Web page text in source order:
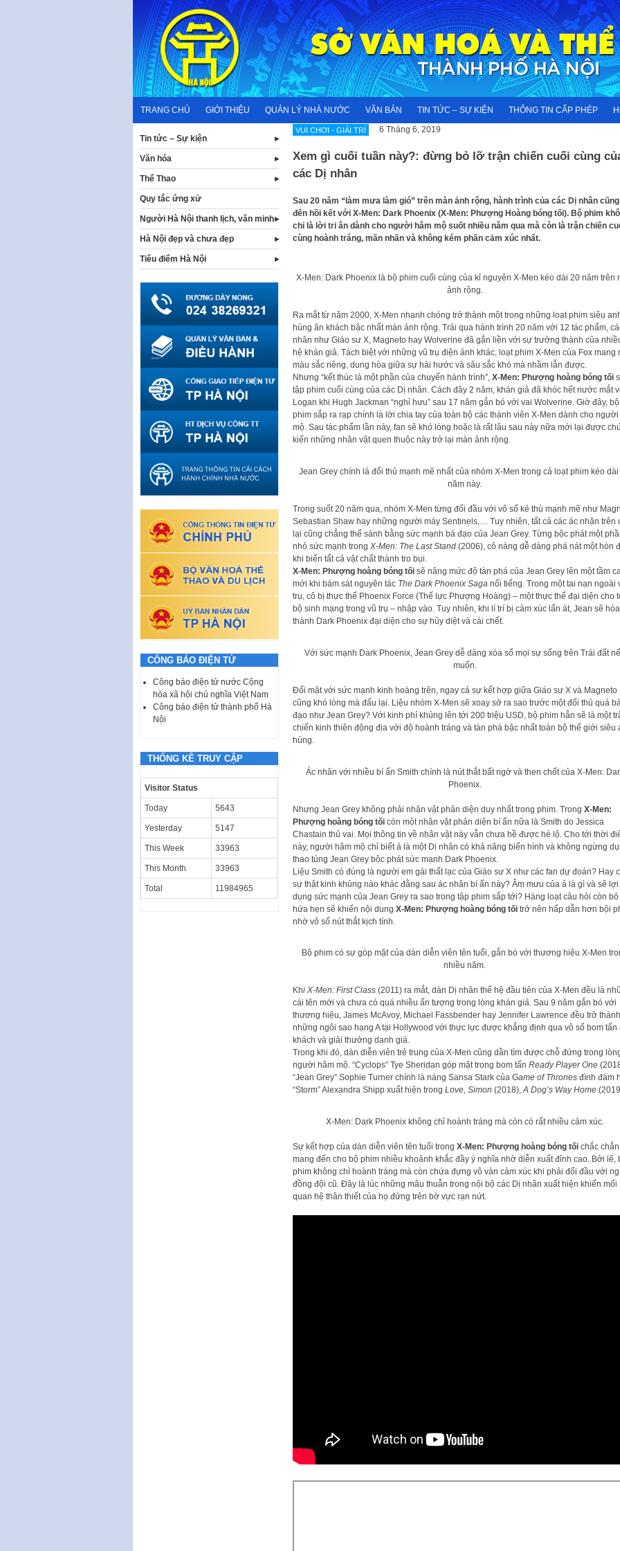
content
TRANG CHỦ GIỚI THIỆU QUẢN LÝ NHÀ NƯỚC VĂN BẢN TIN TỨC – SỰ KIỆN THÔNG TIN CẤP PHÉP
VUI CHƠI - GIẢI TRÍ 6 Tháng 6, 2019
Xem gì cuối tuần này?: đừng bỏ lỡ trận chiến cuối cùng
các Dị nhân
Sau 20 năm “làm mưa làm gió” trên màn ảnh rộng, hành trình của các Dị nhân cũng
đến hồi kết với X-Men: Dark Phoenix (X-Men: Phượng Hoàng bóng tối). Bộ phim
chỉ là lời tri ân dành cho người hâm mộ suốt nhiều năm qua mà còn là trận chiến
cùng hoành tráng, mãn nhãn và không kém phần cảm xúc nhất.
X-Men: Dark Phoenix là bộ phim cuối cùng của kỉ nguyên X-Men kéo dài 20 năm trên
ảnh rộng.
Ra mắt từ năm 2000, X-Men nhanh chóng trở thành một trong những loạt phim siêu
hùng ăn khách bậc nhất màn ảnh rộng. Trải qua hành trình 20 năm với 12 tác phẩm,
nhân như Giáo sư X, Magneto hay Wolverine đã gắn liền với sự trưởng thành của
hệ khán giả. Tách biệt với những vũ trụ điện ảnh khác, loạt phim X-Men của Fox mang
màu sắc riêng, dung hòa giữa sự hài hước và sâu sắc khó mà nhầm lẫn được.
Nhưng “kết thúc là một phần của chuyến hành trình”, X-Men: Phượng hoàng bóng tối
tập phim cuối cùng của các Dị nhân. Cách đây 2 năm, khán giả đã khóc hết nước mắt
Logan khi Hugh Jackman “nghỉ hưu” sau 17 năm gắn bó với vai Wolverine. Giờ đây, bộ
phim sắp ra rạp chính là lời chia tay của toàn bộ các thành viên X-Men dành cho người
mộ. Sau tác phẩm lần này, fan sẽ khó lòng hoặc là rất lâu sau này nữa mới lại được
kiến những nhân vật quen thuộc này trở lại màn ảnh rộng.
Jean Grey chính là đối thủ mạnh mẽ nhất của nhóm X-Men trong cả loạt phim kéo
năm này.
Trong suốt 20 năm qua, nhóm X-Men từng đối đầu với vô số kẻ thù mạnh mẽ như
Sebastian Shaw hay những người máy Sentinels,… Tuy nhiên, tất cả các ác nhân trên
lại cũng chẳng thể sánh bằng sức mạnh bá đạo của Jean Grey. Từng bộc phát một
nhỏ sức mạnh trong X-Men: The Last Stand(2006), cô nàng dễ dàng phá nát một hòn
khi biến tất cả vật chất thành tro bụi.
X-Men: Phượng hoàng bóng tốisẽ nâng mức độ tàn phá của Jean Grey lên một tầm
mới khi bám sát nguyên tác The Dark Phoenix Saganổi tiếng. Trong một tai nạn ngoài
trụ, cô bị thực thể Phoenix Force (Thế lực Phượng Hoàng) – một thực thể đại diện cho
bộ sinh mạng trong vũ trụ – nhập vào. Tuy nhiên, khi lí trí bị cảm xúc lấn át, Jean sẽ hóa
thành Dark Phoenix đại diện cho sự hủy diệt và cái chết.
Với sức mạnh Dark Phoenix, Jean Grey dễ dàng xóa sổ mọi sự sống trên Trái đất
muốn.
Đối mặt với sức mạnh kinh hoàng trên, ngay cả sự kết hợp giữa Giáo sư X và Magneto
cũng khó lòng mà đấu lại. Liệu nhóm X-Men sẽ xoay sở ra sao trước một đối thủ quá
đạo như Jean Grey? Với kinh phí khủng lên tới 200 triệu USD, bộ phim hẳn sẽ là một
chiến kinh thiên động địa với độ hoành tráng và tàn phá bậc nhất toàn bộ thế giới siêu
hùng.
Ác nhân với nhiều bí ẩn Smith chính là nút thắt bất ngờ và then chốt của X-Men:
Phoenix.
Nhưng Jean Grey không phải nhân vật phản diện duy nhất trong phim. Trong X-Men:
Phượng hoàng bóng tốicòn một nhân vật phản diện bí ẩn nữa là Smith do Jessica
Chastain thủ vai. Mọi thông tin về nhân vật này vẫn chưa hề được hé lộ. Cho tới thời
này, người hâm mộ chỉ biết ả là một Dị nhân có khả năng biến hình và không ngừng dụ
thao túng Jean Grey bộc phát sức mạnh Dark Phoenix.
Liệu Smith có đúng là người em gái thất lạc của Giáo sư X như các fan dự đoán? Hay
sự thật kinh khủng nào khác đằng sau ác nhân bí ẩn này? Âm mưu của ả là gì và sẽ lợi
dụng sức mạnh của Jean Grey ra sao trong tập phim sắp tới? Hàng loạt câu hỏi còn
hứa hẹn sẽ khiến nội dung X-Men: Phượng hoàng bóng tối trở nên hấp dẫn hơn bội
nhờ vô số nút thắt kịch tính.
Bộ phim có sự góp mặt của dàn diễn viên tên tuổi, gắn bó với thương hiệu X-Men
nhiều năm.
Khi X-Men: First Class(2011) ra mắt, dàn Dị nhân thế hệ đầu tiên của X-Men đều là
cái tên mới và chưa có quá nhiều ấn tượng trong lòng khán giả. Sau 9 năm gắn bó với
thương hiệu, James McAvoy, Michael Fassbender hay Jennifer Lawrence đều trở thành
những ngôi sao hạng A tại Hollywood với thực lực được khẳng định qua vô số bom tấn
khách và giải thưởng danh giá.
Trong khi đó, dàn diễn viên trẻ trung của X-Men cũng dần tìm được chỗ đứng trong
người hâm mộ. “Cyclops” Tye Sheridan góp mặt trong bom tấn Ready Player One
“Jean Grey” Sophie Turner chính là nàng Sansa Stark của Game of Thronesđình đám
“Storm” Alexandra Shipp xuất hiện trong Love, Simon (2018),A Dog’s Way Home
X-Men: Dark Phoenix không chỉ hoành tráng mà còn có rất nhiều cảm xúc.
Sự kết hợp của dàn diễn viên tên tuổi trong X-Men: Phượng hoàng bóng tốichắc chắn
mang đến cho bộ phim nhiều khoảnh khắc đầy ý nghĩa nhờ diễn xuất đỉnh cao. Bởi lẽ,
phim không chỉ hoành tráng mà còn chứa đựng vô vàn cảm xúc khi phải đối đầu với
đồng đội cũ. Đây là lúc những mâu thuẫn trong nội bộ các Dị nhân xuất hiện khiến mối
quan hệ thân thiết của họ đứng trên bờ vực rạn nứt.
Tin tức – Sự kiện
Văn hóa
Thể Thao
Quy tắc ứng xử
Người Hà Nội thanh lịch, văn minh
Hà Nội đẹp và chưa đẹp
Tiêu điểm Hà Nội
CÔNG BÁO ĐIỆN TỬ
Công báo điện tử nước Cộng
hòa xã hội chủ nghĩa Việt Nam
Công báo điện tử thành phố Hà
Nội
THỐNG KÊ TRUY CẬP
Visitor Status
Today 5643
Yesterday 5147
This Week 33963
This Month 33963
Total 11984965